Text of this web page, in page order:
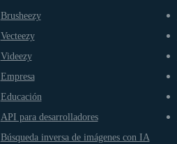
Brusheezy
Vecteezy
Videezy
Empresa
Educación
API para desarrolladores
Búsqueda inversa de imágenes con IA